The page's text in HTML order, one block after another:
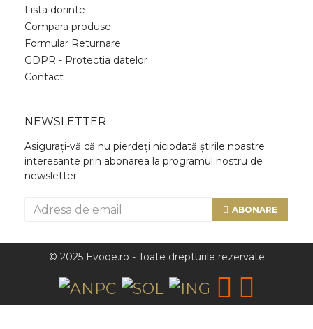
Lista dorinte
Compara produse
Formular Returnare
GDPR - Protectia datelor
Contact
NEWSLETTER
Asigurați-vă că nu pierdeți niciodată știrile noastre
interesante prin abonarea la programul nostru de
newsletter
ABONARE
© 2025 Evoqe.ro - Toate drepturile rezervate